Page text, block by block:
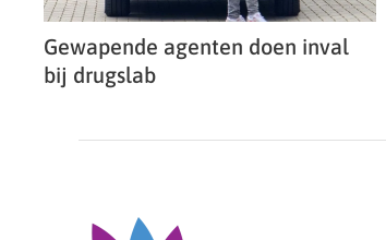
Gewapende agenten doen inval
bij drugslab